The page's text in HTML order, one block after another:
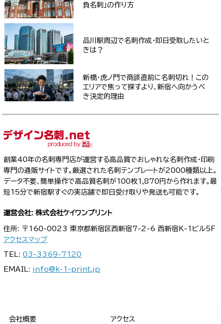
負名刺」の作り方
品川駅周辺で名刺作成・即日受取したいと
きは？
新橋・虎ノ門で商談直前に名刺切れ！この
エリアで焦って探すより、新宿へ向かうべ
き決定的理由
創業40年の名刺専門店が運営する高品質でおしゃれな名刺作成・印刷
専門の通販サイトです。厳選された名刺テンプレートが2000種類以上。
データ不要、簡単操作で高品質名刺が100枚1,870円から作れます。最
短15分で新宿駅すぐの実店舗で即日受け取りや発送も可能です。
運営会社: 株式会社ケイワンプリント
住所: 〒160-0023 東京都新宿区西新宿7-2-6 西新宿K-1ビル5F
アクセスマップ
TEL:03-3369-7120
EMAIL: info@k-1-print.jp
会社概要 アクセス